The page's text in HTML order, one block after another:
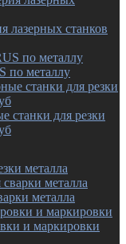
лазерных станков
по металлу
станки для резки
металла
металла
и маркировки